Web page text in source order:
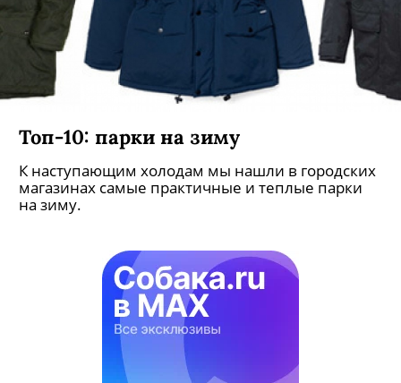
Топ-10: парки на зиму
К наступающим холодам мы нашли в городских
магазинах самые практичные и теплые парки
на зиму.